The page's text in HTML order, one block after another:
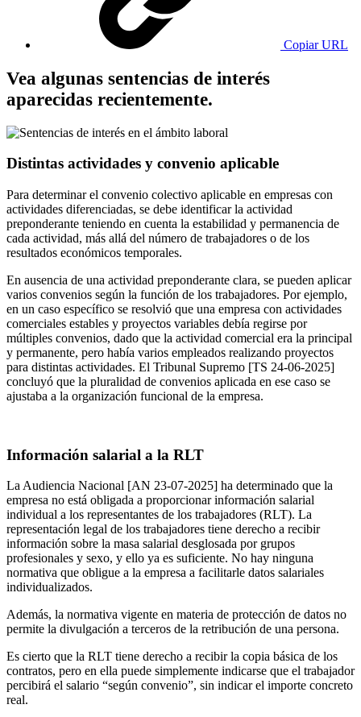
Copiar URL
Vea algunas sentencias de interés
aparecidas recientemente.
Distintas actividades y convenio aplicable
Para determinar el convenio colectivo aplicable en empresas con
actividades diferenciadas, se debe identificar la actividad
preponderante teniendo en cuenta la estabilidad y permanencia de
cada actividad, más allá del número de trabajadores o de los
resultados económicos temporales.
En ausencia de una actividad preponderante clara, se pueden aplicar
varios convenios según la función de los trabajadores. Por ejemplo,
en un caso específico se resolvió que una empresa con actividades
comerciales estables y proyectos variables debía regirse por
múltiples convenios, dado que la actividad comercial era la principal
y permanente, pero había varios empleados realizando proyectos
para distintas actividades. El Tribunal Supremo [TS 24-06-2025]
concluyó que la pluralidad de convenios aplicada en ese caso se
ajustaba a la organización funcional de la empresa.
Información salarial a la RLT
La Audiencia Nacional [AN 23-07-2025] ha determinado que la
empresa no está obligada a proporcionar información salarial
individual a los representantes de los trabajadores (RLT). La
representación legal de los trabajadores tiene derecho a recibir
información sobre la masa salarial desglosada por grupos
profesionales y sexo, y ello ya es suficiente. No hay ninguna
normativa que obligue a la empresa a facilitarle datos salariales
individualizados.
Además, la normativa vigente en materia de protección de datos no
permite la divulgación a terceros de la retribución de una persona.
Es cierto que la RLT tiene derecho a recibir la copia básica de los
contratos, pero en ella puede simplemente indicarse que el trabajador
percibirá el salario “según convenio”, sin indicar el importe concreto
real.